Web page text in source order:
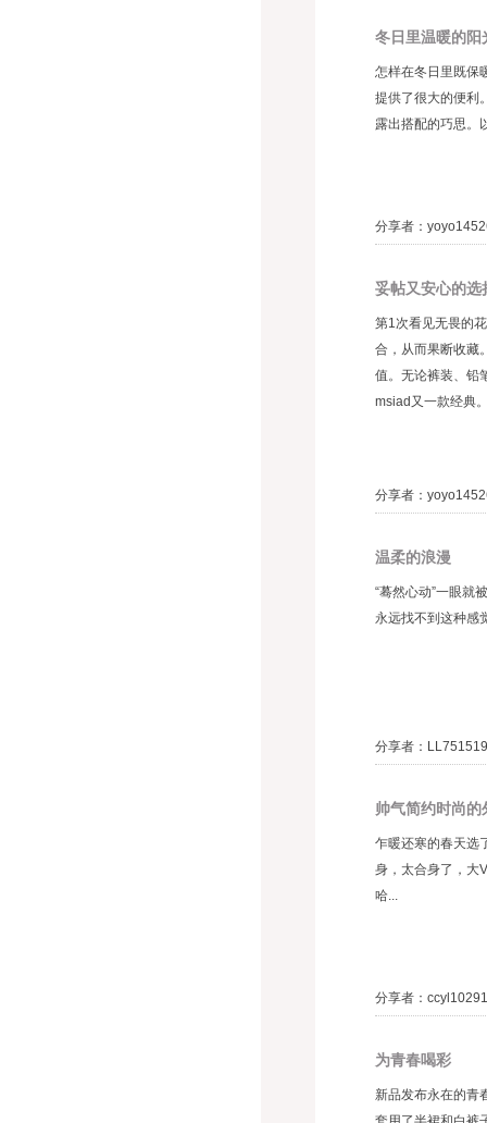
冬日里温暖的阳
怎样在冬日里既保
提供了很大的便利
露出搭配的巧思。
分享者：
妥帖又安心的选
第1次看见无畏的
合，从而果断收藏
值。无论裤装、铅
msiad又一款经典
分享者：
温柔的浪漫
“蓦然心动”一眼就
永远找不到这种感
分享者：
帅气简约时尚的
乍暖还寒的春天选
身，太合身了，大
哈...
分享者：
为青春喝彩
新品发布永在的青